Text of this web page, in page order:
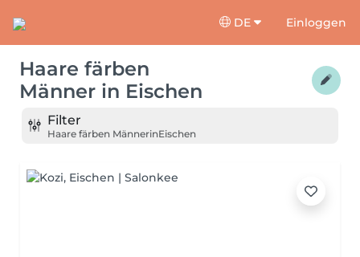
DE Einloggen
Haare färben
Männer in Eischen
Filter
Haare färben MännerinEischen